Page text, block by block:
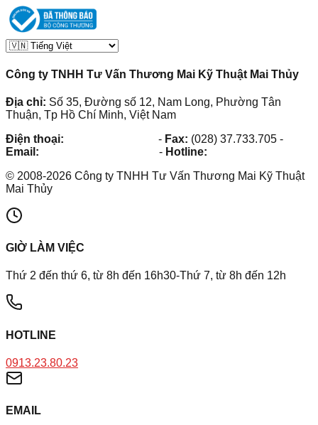
Công ty TNHH Tư Vấn Thương Mai Kỹ Thuật Mai Thủy
Địa chỉ: Số 35, Đường số 12, Nam Long, Phường Tân
Thuận, Tp Hồ Chí Minh, Việt Nam
Điện thoại:
- Fax: (028) 37.733.705 -
Email:
- Hotline:
© 2008-2026 Công ty TNHH Tư Vấn Thương Mai Kỹ Thuật
Mai Thủy
GIỜ LÀM VIỆC
Thứ 2 đến thứ 6, từ 8h đến 16h30-Thứ 7, từ 8h đến 12h
HOTLINE
0913.23.80.23
EMAIL